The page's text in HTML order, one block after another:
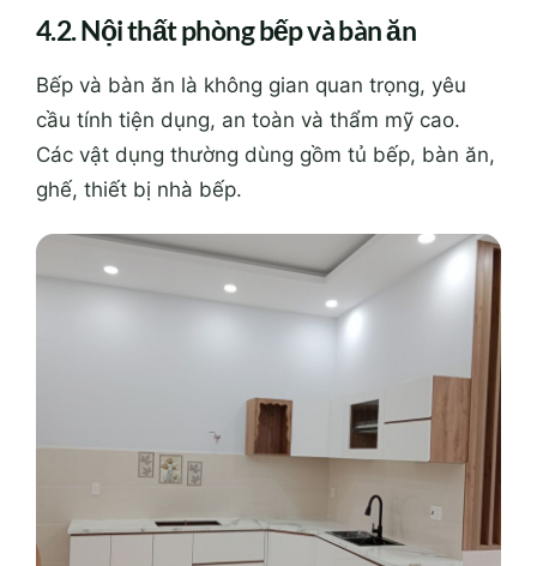
4.2. Nội thất phòng bếp và bàn ăn
Bếp và bàn ăn là không gian quan trọng, yêu
cầu tính tiện dụng, an toàn và thẩm mỹ cao.
Các vật dụng thường dùng gồm tủ bếp, bàn ăn,
ghế, thiết bị nhà bếp.